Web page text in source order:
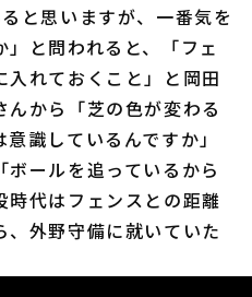
と思いますが、一番気を
と問われると、「フェ
入れておくこと」と岡田
から「芝の色が変わる
識しているんですか」
ールを追っているから
時代はフェンスとの距離
外野守備に就いていた